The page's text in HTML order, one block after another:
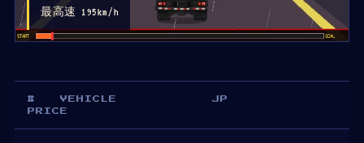
最高速 195km/h
# VEHICLE
JP
PRICE